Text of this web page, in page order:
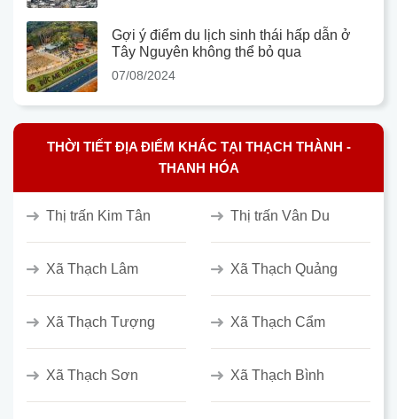
Gợi ý điểm du lịch sinh thái hấp dẫn ở
Tây Nguyên không thể bỏ qua
07/08/2024
THỜI TIẾT ĐỊA ĐIỂM KHÁC TẠI THẠCH THÀNH -
THANH HÓA
Thị trấn Kim Tân Thị trấn Vân Du
Xã Thạch Lâm Xã Thạch Quảng
Xã Thạch Tượng Xã Thạch Cẩm
Xã Thạch Sơn Xã Thạch Bình